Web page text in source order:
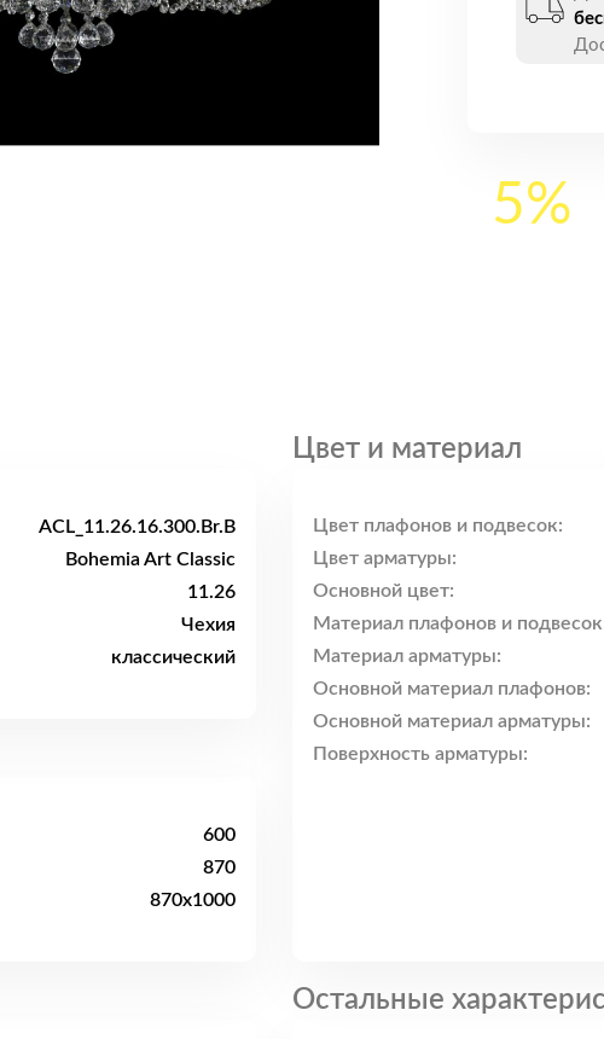
5%
ACL_11.26.16.300.Br.B
Bohemia Art Classic
11.26
Чехия
классический
600
870
870x1000
Цвет и материал
Цвет плафонов и подвесок:
Цвет арматуры:
Основной цвет:
Материал плафонов и
Материал арматуры:
Основной материал плафонов:
Основной материал арматуры:
Поверхность арматуры:
Остальные